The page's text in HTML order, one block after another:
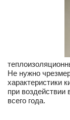
Не нужно
характеристики
при воздействии
всего года.